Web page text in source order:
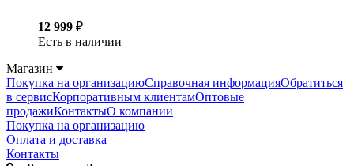
12 999 ₽
Есть в наличии
Магазин
Покупка на организациюСправочная информацияОбратиться
в сервисКорпоративным клиентамОптовые
продажиКонтактыО компании
Покупка на организацию
Оплата и доставка
Контакты